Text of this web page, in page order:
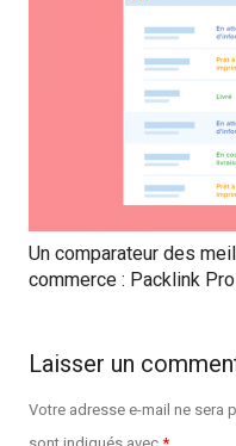
Un comparateur des
commerce : Packlink Pro
Laisser un
Votre adresse e-mail ne sera